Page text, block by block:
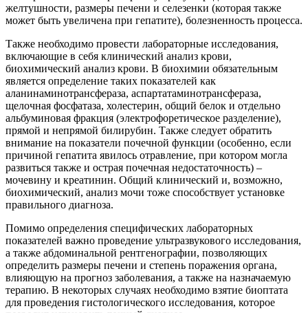
желтушности, размеры печени и селезенки (которая также
может быть увеличена при гепатите), болезненность процесса.
Также необходимо провести лабораторные исследования,
включающие в себя клинический анализ крови,
биохимический анализ крови. В биохимии обязательным
является определение таких показателей как
аланинаминотрансфераза, аспартатаминотрансфераза,
щелочная фосфатаза, холестерин, общий белок и отдельно
альбуминовая фракция (электрофоретическое разделение),
прямой и непрямой билирубин. Также следует обратить
внимание на показатели почечной функции (особенно, если
причиной гепатита явилось отравление, при котором могла
развиться также и острая почечная недостаточность) –
мочевину и креатинин. Общий клинический и, возможно,
биохимический, анализ мочи тоже способствует установке
правильного диагноза.
Помимо определения специфических лабораторных
показателей важно проведение ультразвукового исследования,
а также абдоминальной рентгенографии, позволяющих
определить размеры печени и степень поражения органа,
влияющую на прогноз заболевания, а также на назначаемую
терапию. В некоторых случаях необходимо взятие биоптата
для проведения гистологического исследования, которое